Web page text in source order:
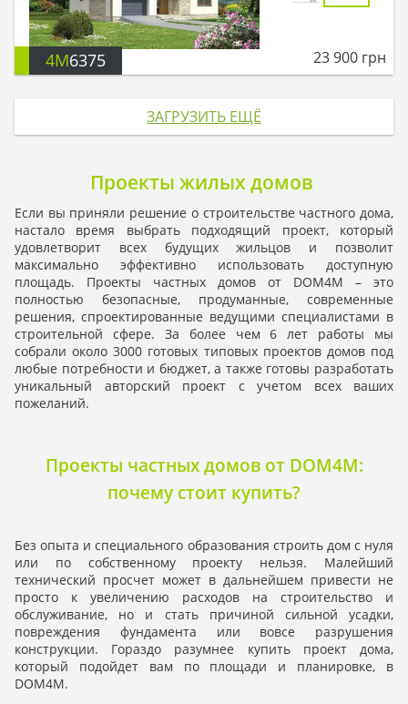
4M6375 23 900 грн
ЗАГРУЗИТЬ ЕЩЁ
Проекты жилых домов
Если вы приняли решение о строительстве частного дома,
настало время выбрать подходящий проект, который
удовлетворит всех будущих жильцов и позволит
максимально эффективно использовать доступную
площадь. Проекты частных домов от DOM4M – это
полностью безопасные, продуманные, современные
решения, спроектированные ведущими специалистами в
строительной сфере. За более чем 6 лет работы мы
собрали около 3000 готовых типовых проектов домов под
любые потребности и бюджет, а также готовы разработать
уникальный авторский проект с учетом всех ваших
пожеланий.
Проекты частных домов от DOM4M:
почему стоит купить?
Без опыта и специального образования строить дом с нуля
или по собственному проекту нельзя. Малейший
технический просчет может в дальнейшем привести не
просто к увеличению расходов на строительство и
обслуживание, но и стать причиной сильной усадки,
повреждения фундамента или вовсе разрушения
конструкции. Гораздо разумнее купить проект дома,
который подойдет вам по площади и планировке, в
DOM4M.